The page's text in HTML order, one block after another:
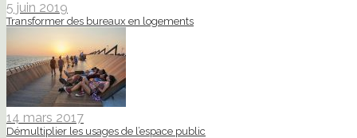
5 juin 2019
Transformer des bureaux en logements
14 mars 2017
Démultiplier les usages de l’espace public